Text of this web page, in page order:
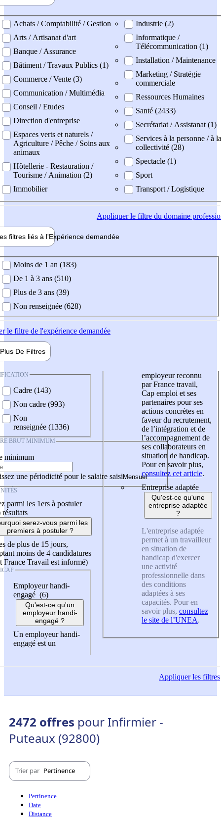
professionel
Achats / Comptabilité / Gestion
Arts / Artisanat d'art
Banque / Assurance
Bâtiment / Travaux Publics (1)
Commerce / Vente (3)
Communication / Multimédia
Conseil / Etudes
Direction d'entreprise
Espaces verts et naturels /
Agriculture / Pêche / Soins aux
animaux
Hôtellerie - Restauration /
Tourisme / Animation (2)
Immobilier
Industrie (2)
Informatique /
Télécommunication (1)
Installation / Maintenance
Marketing / Stratégie
commerciale
Ressources Humaines
Santé (2433)
Secrétariat / Assistanat (1)
Services à la personne / à la
collectivité (28)
Spectacle (1)
Sport
Transport / Logistique
Appliquerle filtre du domaine
filtres liés à l'Expérience demandée
demandée
Moins de 1 an (183)
De 1 à 3 ans (510)
Plus de 3 ans (39)
Non renseignée (628)
le filtre de l'expérience demandée
Plus De Filtres
Cadre (143)
Non cadre (993)
Non
renseignée (1336)
BRUT MINIMUM
minimum
une périodicité pour le salaire saisi
parmi les 1ers à postuler
résultats
serez-vous parmi les
premiers à postuler ?
de plus de 15 jours,
moins de 4 candidatures
France Travail est informé)
Employeur handi-
engagé (6)
Qu'est-ce qu'un
employeur handi-
engagé ?
Un employeur handi-
engagé est un
employeur reconnu
par France travail,
Cap emploi et ses
partenaires pour ses
actions concrètes en
faveur du recrutement,
de l’intégration et de
l’accompagnement de
ses collaborateurs en
situation de handicap.
Pour en savoir plus,
consultez cet article.
Entreprise adaptée
Qu'est-ce qu'une
entreprise adaptée
?
L'entreprise adaptée
permet à un travailleur
en situation de
handicap d'exercer
une activité
professionnelle dans
des conditions
adaptées à ses
capacités. Pour en
savoir plus, consultez
le site de l’UNEA.
Appliquerles filtres
2472 offres pour Infirmier -
Puteaux (92800)
Trier par Pertinence
Pertinence
Date
Distance